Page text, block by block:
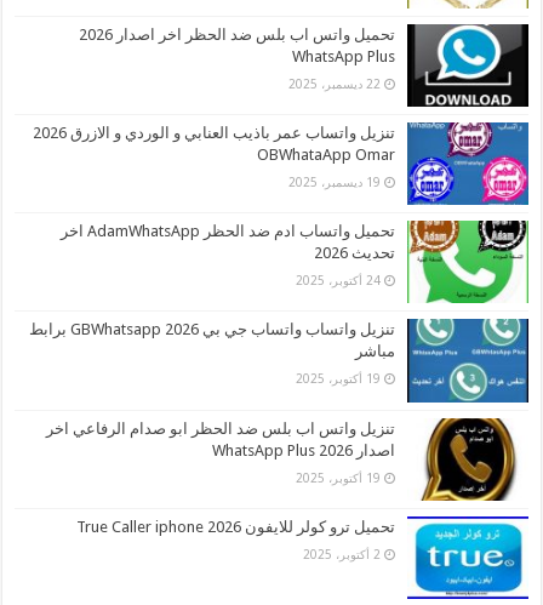
تحميل واتس اب بلس ضد الحظر اخر اصدار 2026
WhatsApp Plus
22 ديسمبر، 2025
تنزيل واتساب عمر باذيب العنابي و الوردي و الازرق 2026
OBWhataApp Omar
19 ديسمبر، 2025
تحميل واتساب ادم ضد الحظر AdamWhatsApp اخر
تحديث 2026
24 أكتوبر، 2025
تنزيل واتساب واتساب جي بي 2026 GBWhatsapp برابط
مباشر
19 أكتوبر، 2025
تنزيل واتس اب بلس ضد الحظر ابو صدام الرفاعي اخر
اصدار 2026 WhatsApp Plus
19 أكتوبر، 2025
تحميل ترو كولر للايفون 2026 True Caller iphone
2 أكتوبر، 2025